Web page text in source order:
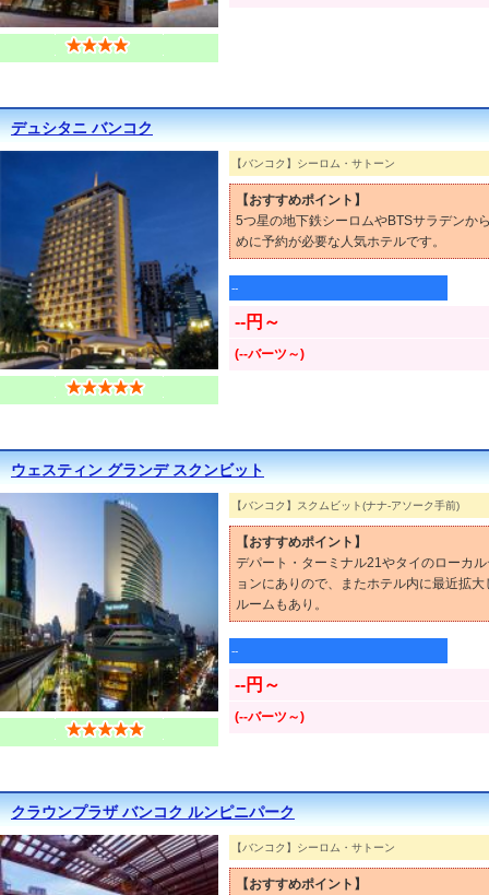
デュシタニ バンコク
【バンコク】シーロム・サトーン
【おすすめポイント】
5つ星の地下鉄シーロムやBTSサラデンか
めに予約が必要な人気ホテルです。
--
--円～
(--バーツ～)
ウェスティン グランデ スクンビット
【バンコク】スクムビット(ナナ-アソーク手前)
【おすすめポイント】
デパート・ターミナル21やタイのローカ
ョンにありので、またホテル内に最近拡
ルームもあり。
--
--円～
(--バーツ～)
クラウンプラザ バンコク ルンピニパーク
【バンコク】シーロム・サトーン
【おすすめポイント】